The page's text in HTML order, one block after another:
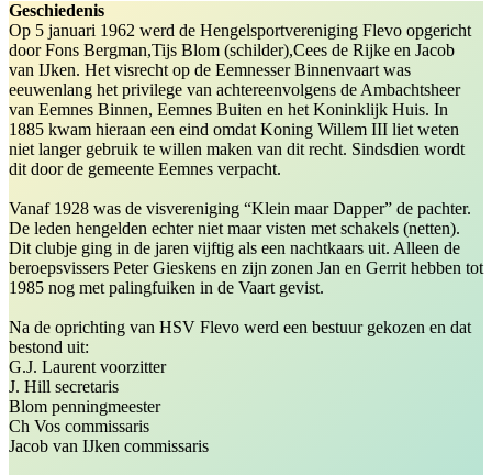
Geschiedenis
Op 5 januari 1962 werd de Hengelsportvereniging Flevo opgericht
door Fons Bergman,Tijs Blom (schilder),Cees de Rijke en Jacob
van IJken. Het visrecht op de Eemnesser Binnenvaart was
eeuwenlang het privilege van achtereenvolgens de Ambachtsheer
van Eemnes Binnen, Eemnes Buiten en het Koninklijk Huis. In
1885 kwam hieraan een eind omdat Koning Willem III liet weten
niet langer gebruik te willen maken van dit recht. Sindsdien wordt
dit door de gemeente Eemnes verpacht.
Vanaf 1928 was de visvereniging “Klein maar Dapper” de pachter.
De leden hengelden echter niet maar visten met schakels (netten).
Dit clubje ging in de jaren vijftig als een nachtkaars uit. Alleen de
beroepsvissers Peter Gieskens en zijn zonen Jan en Gerrit hebben tot
1985 nog met palingfuiken in de Vaart gevist.
Na de oprichting van HSV Flevo werd een bestuur gekozen en dat
bestond uit:
G.J. Laurent voorzitter
J. Hill secretaris
Blom penningmeester
Ch Vos commissaris
Jacob van IJken commissaris